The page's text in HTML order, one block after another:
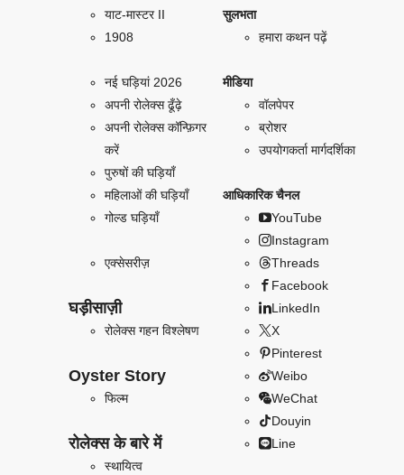
याट-मास्टर II
1908
नई घड़ियां 2026
अपनी रोलेक्स ढूँढ़े
अपनी रोलेक्स कॉन्फ़िगर
करें
पुरुषों की घड़ियाँ
महिलाओं की घड़ियाँ
गोल्ड घड़ियाँ
एक्सेसरीज़
घड़ीसाज़ी
रोलेक्स गहन विश्लेषण
Oyster Story
फिल्म
रोलेक्स के बारे में
स्थायित्व
सुलभता
हमारा कथन पढ़ें
मीडिया
वॉलपेपर
ब्रोशर
उपयोगकर्ता मार्गदर्शिका
आधिकारिक चैनल
YouTube
Instagram
Threads
Facebook
LinkedIn
X
Pinterest
Weibo
WeChat
Douyin
Line